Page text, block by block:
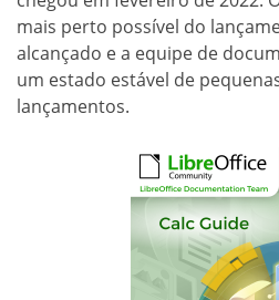
mais perto possível do
alcançado e a equipe de
um estado estável de
lançamentos.